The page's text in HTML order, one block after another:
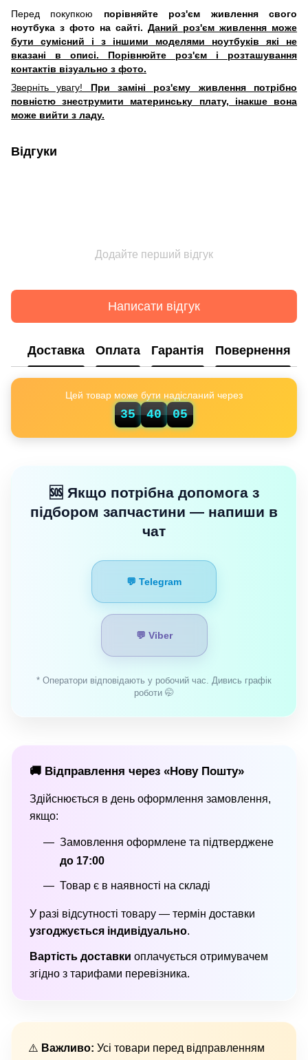
Перед покупкою порівняйте роз'єм живлення свого
ноутбука з фото на сайті. Даний роз'єм живлення може
бути сумісний і з іншими моделями ноутбуків які не
вказані в описі. Порівнюйте роз'єм і розташування
контактів візуально з фото.
Зверніть увагу! При заміні роз'єму живлення потрібно
повністю знеструмити материнську плату, інакше вона
може вийти з ладу.
Відгуки
Додайте перший відгук
Написати відгук
Доставка Оплата Гарантія Повернення
Цей товар може бути надісланий через
35 40 04
🆘 Якщо потрібна допомога з
підбором запчастини — напиши в
чат
💬 Telegram
💬 Viber
* Оператори відповідають у робочий час. Дивись графік
роботи 🤭
🚚 Відправлення через «Нову Пошту»
Здійснюється в день оформлення замовлення,
якщо:
Замовлення оформлене та підтверджене
до 17:00
Товар є в наявності на складі
У разі відсутності товару — термін доставки
узгоджується індивідуально.
Вартість доставки оплачується отримувачем
згідно з тарифами перевізника.
⚠️ Важливо: Усі товари перед відправленням